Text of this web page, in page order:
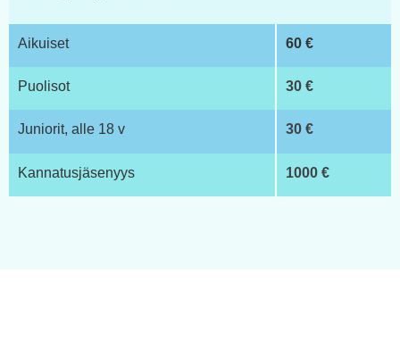
Aikuiset 60 €
Puolisot 30 €
Juniorit, alle 18 v 30 €
Kannatusjäsenyys 1000 €